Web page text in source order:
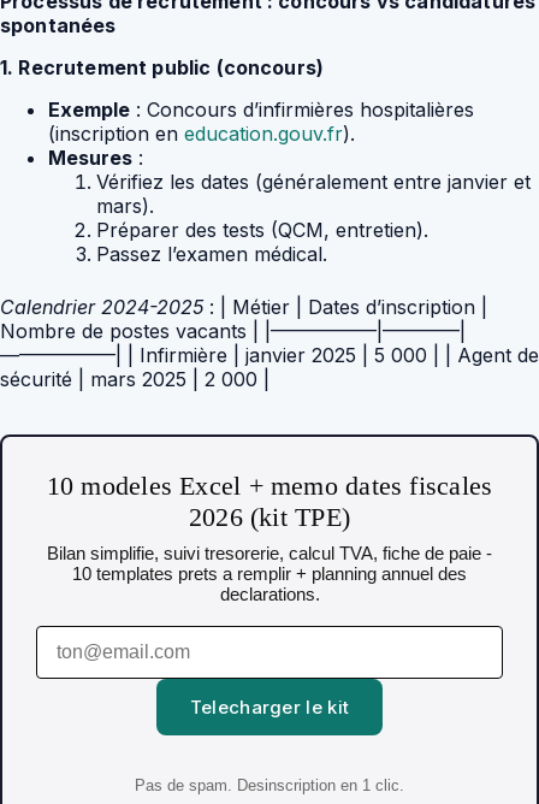
spontanées
1. Recrutement public (concours)
Exemple : Concours d’infirmières hospitalières
(inscription en education.gouv.fr).
Mesures :
Vérifiez les dates (généralement entre janvier et
mars).
Préparer des tests (QCM, entretien).
Passez l’examen médical.
Calendrier 2024-2025: | Métier | Dates d’inscription |
Nombre de postes vacants | |—————–|————|
——————| | Infirmière | janvier 2025 | 5 000 | | Agent de
sécurité | mars 2025 | 2 000 |
10 modeles Excel + memo dates fiscales
2026 (kit TPE)
Bilan simplifie, suivi tresorerie, calcul TVA, fiche de paie -
10 templates prets a remplir + planning annuel des
declarations.
Telecharger le kit
Pas de spam. Desinscription en 1 clic.